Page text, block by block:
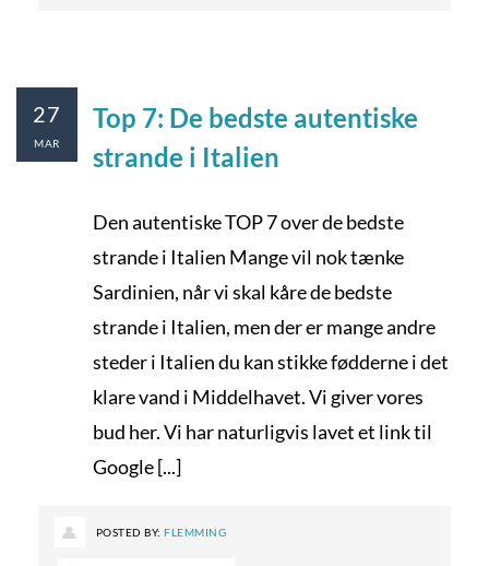
Top 7: De bedste autentiske
strande i Italien
Den autentiske TOP 7 over de bedste
strande i Italien Mange vil nok tænke
Sardinien, når vi skal kåre de bedste
strande i Italien, men der er mange andre
steder i Italien du kan stikke fødderne i det
klare vand i Middelhavet. Vi giver vores
bud her. Vi har naturligvis lavet et link til
Google [...]
27
MAR
POSTED BY:FLEMMING